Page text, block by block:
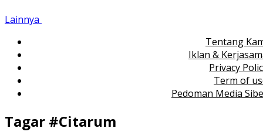
Lainnya
Tentang
Iklan &
Privacy
Term of
Pedoman Media
Tagar #Citarum